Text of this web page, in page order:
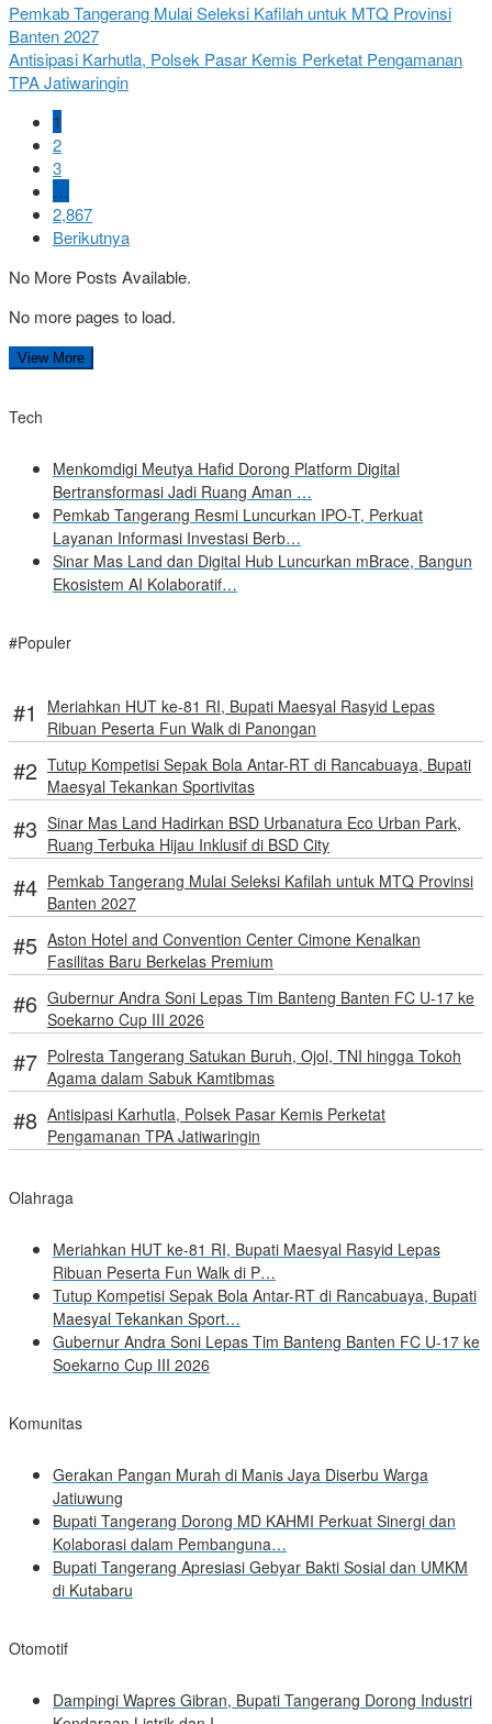
Pemkab Tangerang Mulai Seleksi Kafilah untuk MTQ Provinsi
Banten 2027
Antisipasi Karhutla, Polsek Pasar Kemis Perketat Pengamanan
TPA Jatiwaringin
1
2
3
…
2,867
Berikutnya
No More Posts Available.
No more pages to load.
View More
Tech
Menkomdigi Meutya Hafid Dorong Platform Digital
Bertransformasi Jadi Ruang Aman …
Pemkab Tangerang Resmi Luncurkan IPO-T, Perkuat
Layanan Informasi Investasi Berb…
Sinar Mas Land dan Digital Hub Luncurkan mBrace, Bangun
Ekosistem AI Kolaboratif…
#Populer
Meriahkan HUT ke-81 RI, Bupati Maesyal Rasyid Lepas
Ribuan Peserta Fun Walk di Panongan
Tutup Kompetisi Sepak Bola Antar-RT di Rancabuaya, Bupati
Maesyal Tekankan Sportivitas
Sinar Mas Land Hadirkan BSD Urbanatura Eco Urban Park,
Ruang Terbuka Hijau Inklusif di BSD City
Pemkab Tangerang Mulai Seleksi Kafilah untuk MTQ Provinsi
Banten 2027
Aston Hotel and Convention Center Cimone Kenalkan
Fasilitas Baru Berkelas Premium
Gubernur Andra Soni Lepas Tim Banteng Banten FC U-17 ke
Soekarno Cup III 2026
Polresta Tangerang Satukan Buruh, Ojol, TNI hingga Tokoh
Agama dalam Sabuk Kamtibmas
Antisipasi Karhutla, Polsek Pasar Kemis Perketat
Pengamanan TPA Jatiwaringin
Olahraga
Meriahkan HUT ke-81 RI, Bupati Maesyal Rasyid Lepas
Ribuan Peserta Fun Walk di P…
Tutup Kompetisi Sepak Bola Antar-RT di Rancabuaya, Bupati
Maesyal Tekankan Sport…
Gubernur Andra Soni Lepas Tim Banteng Banten FC U-17 ke
Soekarno Cup III 2026
Komunitas
Gerakan Pangan Murah di Manis Jaya Diserbu Warga
Jatiuwung
Bupati Tangerang Dorong MD KAHMI Perkuat Sinergi dan
Kolaborasi dalam Pembanguna…
Bupati Tangerang Apresiasi Gebyar Bakti Sosial dan UMKM
di Kutabaru
Otomotif
Dampingi Wapres Gibran, Bupati Tangerang Dorong Industri